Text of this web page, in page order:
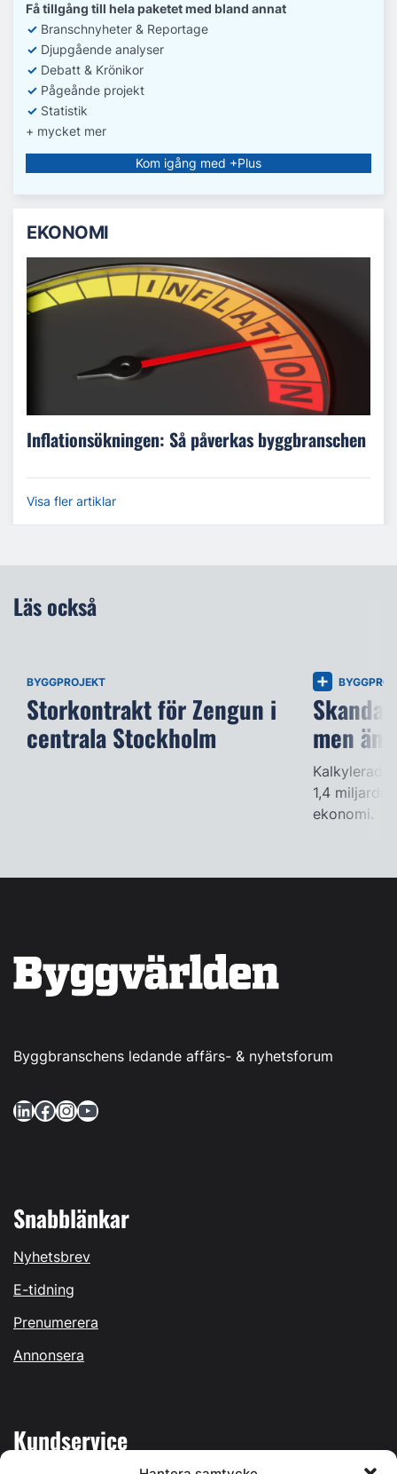
Få tillgång till hela paketet med bland annat
✓ Branschnyheter & Reportage
✓ Djupgående analyser
✓ Debatt & Krönikor
✓ Pågeånde projekt
✓ Statistik
+ mycket mer
Kom igång med +Plus
EKONOMI
Inflationsökningen: Så påverkas byggbranschen
Visa fler artiklar
Läs också
BYGGPROJEKT
Storkontrakt för Zengun i
centrala Stockholm
men
1,4
ekonomi.
Byggbranschens ledande affärs- & nyhetsforum
LinkedIn Facebook InstagramYouTube
Snabblänkar
Nyhetsbrev
E-tidning
Prenumerera
Annonsera
Kundservice